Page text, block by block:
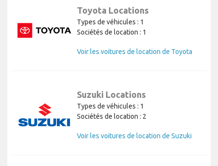
Toyota Locations
Types de véhicules : 1
Sociétés de location : 1
Voir les voitures de location de Toyota
Suzuki Locations
Types de véhicules : 1
Sociétés de location : 2
Voir les voitures de location de Suzuki